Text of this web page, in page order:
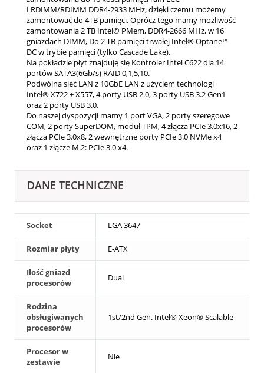
LRDIMM/RDIMM DDR4-2933 MHz, dzięki czemu możemy
zamontować do 4TB pamięci. Oprócz tego mamy możliwość
zamontowania 2 TB Intel© PMem, DDR4-2666 MHz, w 16
gniazdach DIMM, Do 2 TB pamięci trwałej Intel® Optane™
DC w trybie pamięci (tylko Cascade Lake).
Na pokładzie płyt znajduję się Kontroler Intel C622 dla 14
portów SATA3(6Gb/s) RAID 0,1,5,10.
Podwójna sieć LAN z 10GbE LAN z użyciem technologi
Intel® X722 + X557, 4 porty USB 2.0, 3 porty USB 3.2 Gen1
oraz 2 porty USB 3.0.
Do naszej dyspozycji mamy 1 port VGA, 2 porty szeregowe
COM, 2 porty SuperDOM, moduł TPM, 4 złącza PCIe 3.0x16, 2
złącza PCIe 3.0x8, 2 wewnętrzne porty PCIe 3.0 NVMe x4
oraz 1 złącze M.2: PCIe 3.0 x4.
DANE TECHNICZNE
Socket LGA 3647
Rozmiar płyty E-ATX
Ilość gniazd
procesorów
Dual
Rodzina
obsługiwanych
procesorów
1st/2nd Gen. Intel® Xeon® Scalable
Procesor w
zestawie
Nie